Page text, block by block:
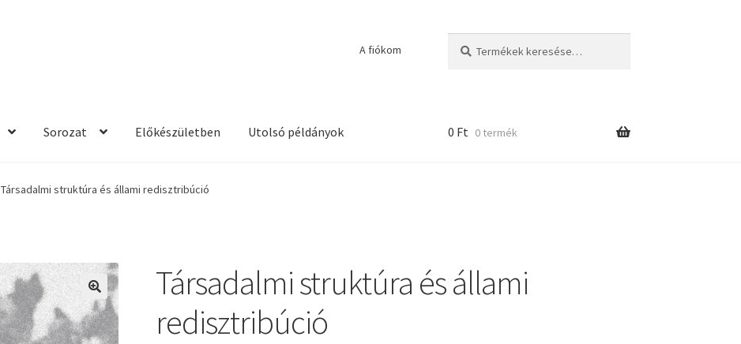
A fiókom
Sorozat Előkészületben Utolsó példányok 0 Ft 0 termék
Társadalmi struktúra és állami redisztribúció
🔍
Társadalmi struktúra és állami
redisztribúció